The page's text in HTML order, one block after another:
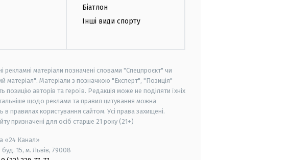
Біатлон
Інші види спорту
рекламні матеріали позначені словами "Спецпроєкт" чи
матеріал". Матеріали з позначкою "Експерт", "Позиція"
позицію авторів та героїв. Редакція може не поділяти їхніх
щодо реклами та правил цитування можна
в правилах користування сайтом. Усі права захищені.
призначені для осіб старше 21 року (21+)
«24 Канал»
15, м. Львів, 79008